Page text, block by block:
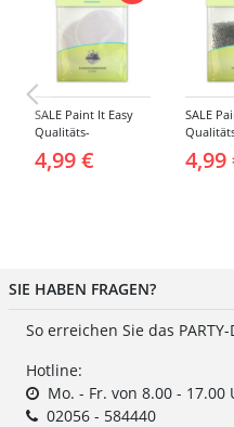
SALE Paint It Easy
Qualitäts-
Rund, 2 Stück, für
4,99 €
SALE
4,99
SIE HABEN FRAGEN?
So erreichen Sie das PARTY-
Hotline:
Mo. - Fr. von 8.00 - 17.00
02056 - 584440